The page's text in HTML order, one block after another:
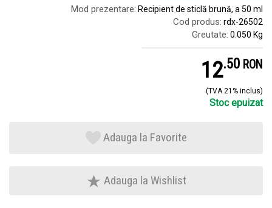
Mod prezentare: Recipient de sticlă brună, a 50 ml
Cod produs: rdx-26502
Greutate: 0.050 Kg
12.5 RON
(TVA 21% inclus)
Stoc epuizat
Adauga la Favorite
Adauga la Wishlist